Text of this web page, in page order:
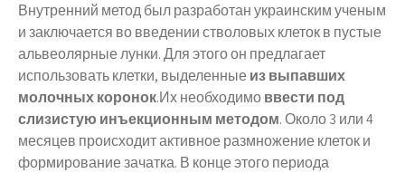
Внутренний метод был разработан украинским ученым
и заключается во введении стволовых клеток в пустые
альвеолярные лунки. Для этого он предлагает
использовать клетки, выделенныеиз выпавших
молочных коронок.Их необходимоввести под
слизистую инъекционным методом. Около 3 или 4
месяцев происходит активное размножение клеток и
формирование зачатка. В конце этого периода